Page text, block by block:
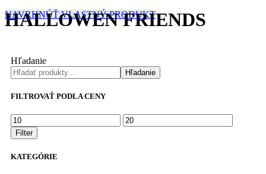
NAVRHNÚŤ VLASTNÝ PRODUKT
HALLOWEN FRIENDS
Hľadanie
Hľadanie
FILTROVAŤ PODLA CENY
Minimálna
cena
Maximálna
cena
Filter
KATEGÓRIE